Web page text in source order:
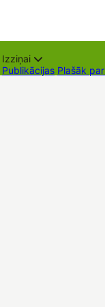
Izziņai
Publikācijas Plašāk